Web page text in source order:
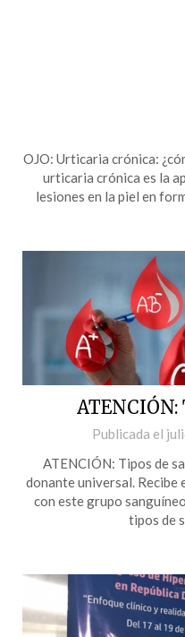
OJO: Urticaria crónica:
urticaria crónica es la
lesiones en la piel en
Publicada el
ATENCIÓN: Tipos de
donante universal. Recibe
con este grupo
tipos de